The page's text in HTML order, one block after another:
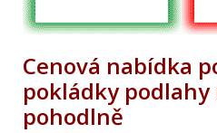
Cenová nabídka
pokládky podlahy
pohodlně